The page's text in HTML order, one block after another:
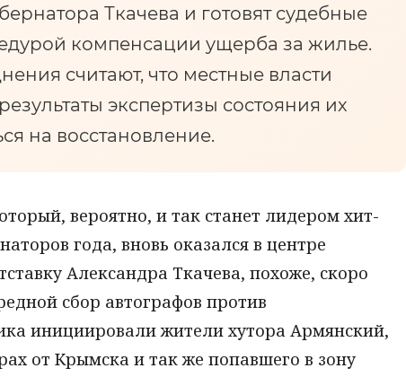
Ткачева и готовят судебные
компенсации ущерба за жилье.
считают, что местные власти
экспертизы состояния их
на восстановление.
вероятно, и так станет лидером хит-
года, вновь оказался в центре
Александра Ткачева, похоже, скоро
сбор автографов против
инициировали жители хутора Армянский,
от Крымска и так же попавшего в зону